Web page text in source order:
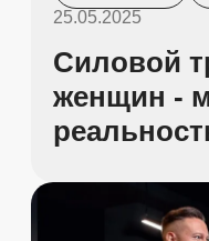
25.05.2025
Силовой
женщин -